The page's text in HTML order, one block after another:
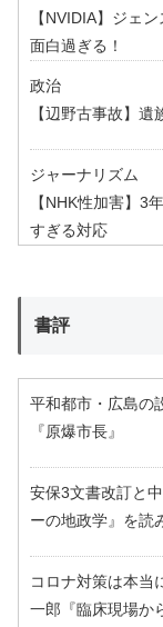
【NVIDIA】ジェ
面白過ぎる！
政治
【辺野古事故】
ジャーナリズム
【NHK性加害】3
すぎる対応
書評
平和都市・広島の
『原爆市長』
安保3文書改訂と
ーの地政学』を読
コロナ対策は本当
一郎『臨床現場か